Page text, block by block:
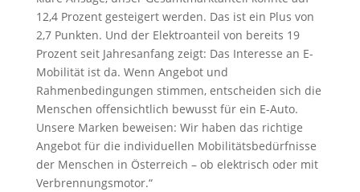
12,4 Prozent gesteigert werden. Das ist ein Plus von
2,7 Punkten. Und der Elektroanteil von bereits 19
Prozent seit Jahresanfang zeigt: Das Interesse an E-
Mobilität ist da. Wenn Angebot und
Rahmenbedingungen stimmen, entscheiden sich die
Menschen offensichtlich bewusst für ein E-Auto.
Unsere Marken beweisen: Wir haben das richtige
Angebot für die individuellen Mobilitätsbedürfnisse
der Menschen in Österreich – ob elektrisch oder mit
Verbrennungsmotor.“